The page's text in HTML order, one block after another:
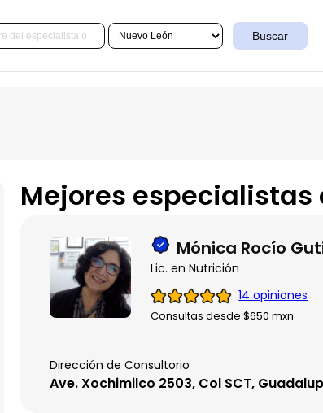
Buscar
Mejores especialistas
Mónica Rocío
Lic. en Nutrición
14 opiniones
Consultas desde $650 mxn
Dirección de Consultorio
Ave. Xochimilco 2503, Col SCT,